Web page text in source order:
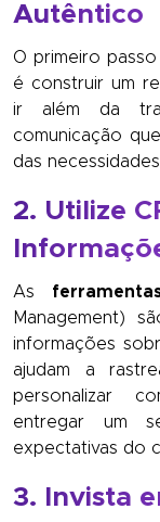
Autêntico
O primeiro
é construir um
ir além da
comunicação
das
2. Utilize
As
Management)
informações
ajudam a
personalizar
entregar um
expectativas do
3. Invista